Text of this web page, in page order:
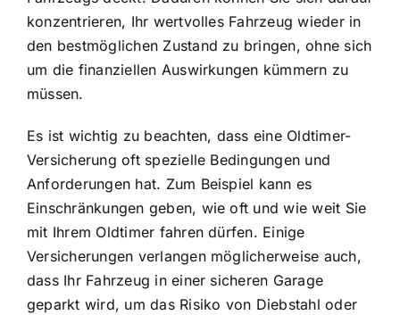
konzentrieren, Ihr wertvolles Fahrzeug wieder in
den bestmöglichen Zustand zu bringen, ohne sich
um die finanziellen Auswirkungen kümmern zu
müssen.
Es ist wichtig zu beachten, dass eine Oldtimer-
Versicherung oft spezielle Bedingungen und
Anforderungen hat. Zum Beispiel kann es
Einschränkungen geben, wie oft und wie weit Sie
mit Ihrem Oldtimer fahren dürfen. Einige
Versicherungen verlangen möglicherweise auch,
dass Ihr Fahrzeug in einer sicheren Garage
geparkt wird, um das Risiko von Diebstahl oder